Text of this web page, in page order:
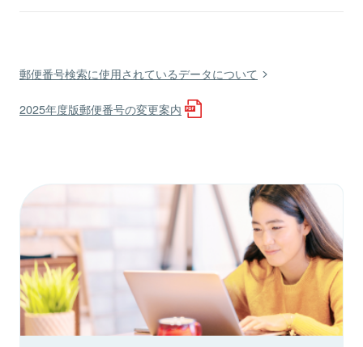
郵便番号検索に使用されているデータについて
2025年度版郵便番号の変更案内